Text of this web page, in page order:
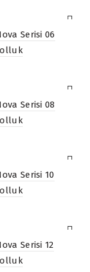
Serisi 06
Serisi 08
Serisi 10
Serisi 12